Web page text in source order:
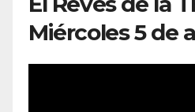
Miércoles 5 de